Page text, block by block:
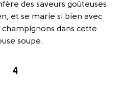
des saveurs goûteuses
et se marie si bien avec
dans cette
soupe.
4